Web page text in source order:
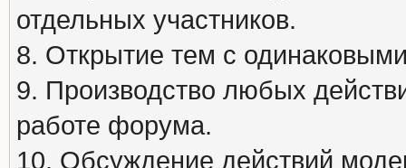
отдельных участников.
8. Открытие тем с
9. Производство любых
работе форума.
10. Обсуждение действий